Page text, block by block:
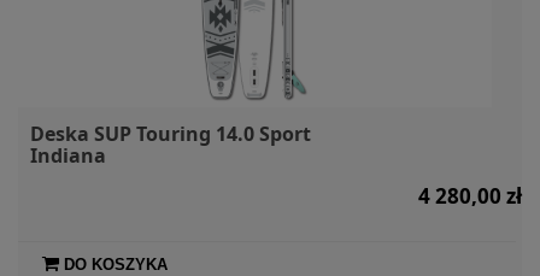
Deska SUP Touring 14.0 Sport
Indiana
4 280,00 zł
DO KOSZYKA